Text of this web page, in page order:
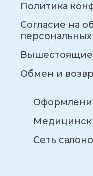
Политика
Согласие на
Вышестоящие
Обмен и
Сеть